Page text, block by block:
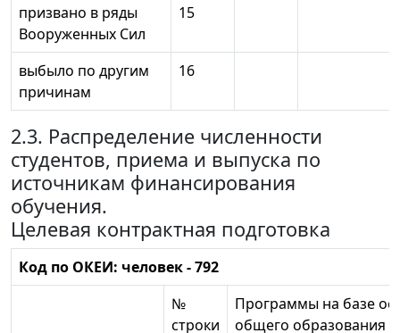
призвано в ряды
Вооруженных Сил
15
выбыло по другим
причинам
16
2.3. Распределение численности
студентов, приема и выпуска по
источникам финансирования
обучения.
Целевая контрактная подготовка
Код по ОКЕИ: человек - 792
№
строки
Программы на базе
общего образования